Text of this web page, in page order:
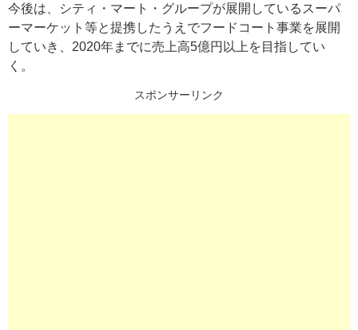
今後は、シティ・マート・グループが展開しているスーパ
ーマーケット等と提携したうえでフードコート事業を展開
していき、2020年までに売上高5億円以上を目指してい
く。
スポンサーリンク